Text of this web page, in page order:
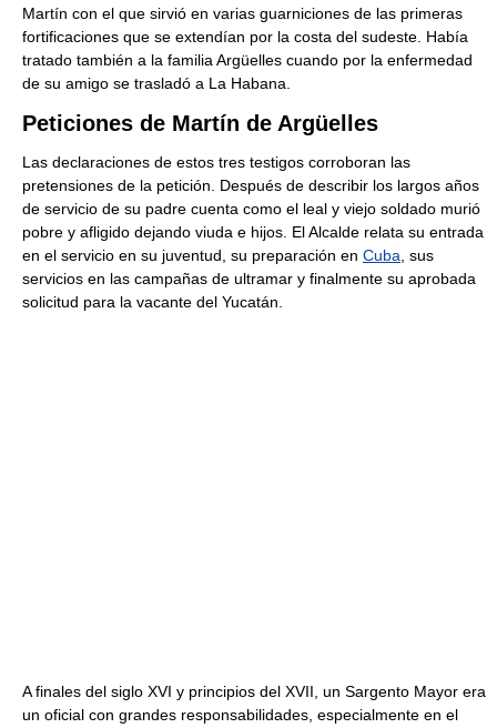
Martín con el que sirvió en varias guarniciones de las primeras
fortificaciones que se extendían por la costa del sudeste. Había
tratado también a la familia Argüelles cuando por la enfermedad
de su amigo se trasladó a La Habana.
Peticiones de Martín de Argüelles
Las declaraciones de estos tres testigos corroboran las
pretensiones de la petición. Después de describir los largos años
de servicio de su padre cuenta como el leal y viejo soldado murió
pobre y afligido dejando viuda e hijos. El Alcalde relata su entrada
en el servicio en su juventud, su preparación en Cuba , sus
servicios en las campañas de ultramar y finalmente su aprobada
solicitud para la vacante del Yucatán.
A finales del siglo XVI y principios del XVII, un Sargento Mayor era
un oficial con grandes responsabilidades, especialmente en el